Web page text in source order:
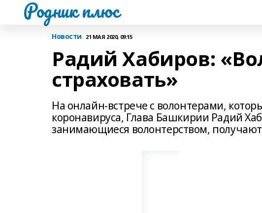
Родник плюс
Новости 21 МАЯ 2020, 09:15
Радий Хабиров:
страховать»
На онлайн-встрече с волонтерами,
коронавируса, Глава Башкирии Радий
занимающиеся волонтерством, получают